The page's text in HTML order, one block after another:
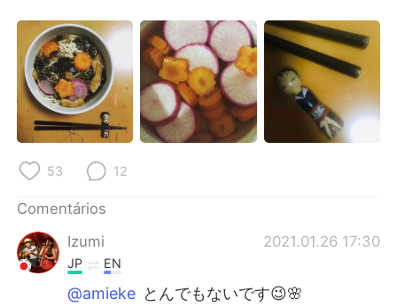
53 12
Comentários
Izumi
2021.01.26 17:30
JP EN
@amieke とんでもないです😉🌸